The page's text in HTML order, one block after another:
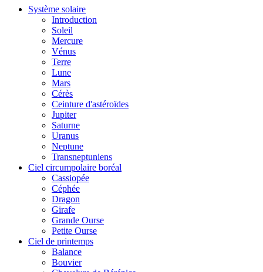
Système solaire
Introduction
Soleil
Mercure
Vénus
Terre
Lune
Mars
Cérès
Ceinture d'astéroïdes
Jupiter
Saturne
Uranus
Neptune
Transneptuniens
Ciel circumpolaire boréal
Cassiopée
Céphée
Dragon
Girafe
Grande Ourse
Petite Ourse
Ciel de printemps
Balance
Bouvier